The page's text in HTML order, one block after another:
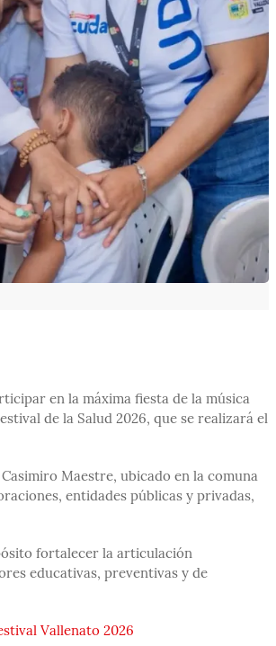
en la máxima fiesta de la música
de la Salud 2026, que se realizará el
Maestre, ubicado en la comuna
entidades públicas y privadas,
fortalecer la articulación
educativas, preventivas y de
Vallenato 2026